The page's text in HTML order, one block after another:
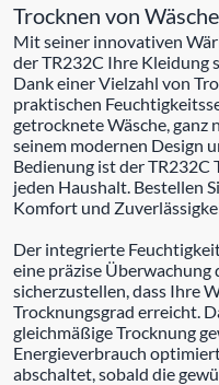
Trocknen von Wäsche.
Mit seiner innovativen
der TR232C Ihre Kleidung
Dank einer Vielzahl von
praktischen
getrocknete Wäsche, ganz
seinem modernen Design
Bedienung ist der TR232C
jeden Haushalt. Bestellen
Komfort und
Der integrierte
eine präzise Überwachung
sicherzustellen, dass Ihre
Trocknungsgrad erreicht.
gleichmäßige Trocknung
Energieverbrauch
abschaltet, sobald die